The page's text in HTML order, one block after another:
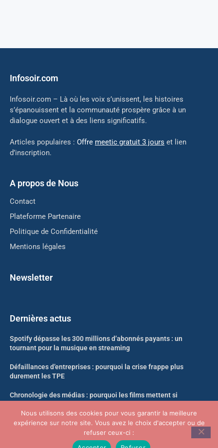
Infosoir.com
Infosoir.com – Là où les voix s’unissent, les histoires
s’épanouissent et la communauté prospère grâce à un
dialogue ouvert et à des liens significatifs.
Articles populaires : Offre meetic gratuit 3 jours et lien
d’inscription.
A propos de Nous
Contact
Plateforme Partenaire
Politique de Confidentialité
Mentions légales
Newsletter
Dernières actus
Spotify dépasse les 300 millions d’abonnés payants : un
tournant pour la musique en streaming
Défaillances d’entreprises : pourquoi la crise frappe plus
durement les TPE
Chronologie des médias : pourquoi les films mettent si
Likweli : un nouveau singe découvert dans la forêt du Congo
Nous utilisons des cookies pour vous garantir la meilleure
expérience sur notre site. Vous avez le choix d'accepter ou de
refuser ceux-ci :